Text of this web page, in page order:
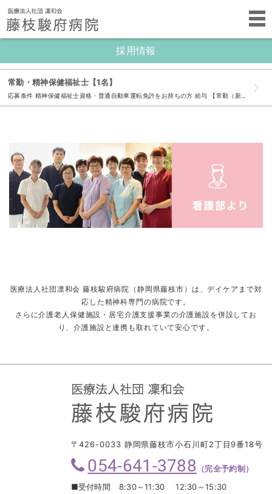
採用情報
常勤・精神保健福祉士【1名】
医療法人社団凛和会 藤枝駿府病院（静岡県藤枝市）は、デイケアまで対
応した精神科専門の病院です。
さらに介護老人保健施設・居宅介護支援事業の介護施設を併設してお
り、介護施設と連携も取れていて安心です。
〒426-0033 静岡県藤枝市小石川町2丁目9番18号
054-641-3788
（完全予約制）
■受付時間
8:30～11:30 12:30～15:30